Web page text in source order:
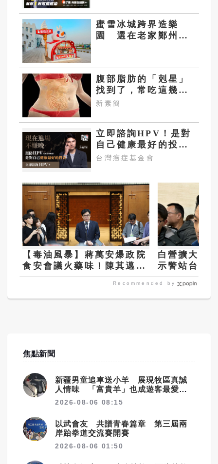
蜜雪冰城跨界造樂
園 選在老家鄭州
腹部脂肪的「剋星」
找到了，常吃這幾
物，吃走大肚囊，瘦
新素簡
立即諮詢HPV！是對
自己健康最好的投
資，把握現在不嫌
台灣癌症基金會
【毒油風暴】蔣萬安爆政院
食安會議火藥味！陳其邁怒
問「20％誰定的？」現場無
白營擴大議
示警站台要
應了
Recommended by
焦點新聞
新疆男童追車送小羊 展現牧區真誠
人情味 「富貴羊」也成遊客最愛伴
手禮
2026-08-06 08:15
以武會友 共譜青春篇章 第三屆兩
岸跆拳道交流賽開賽
2026-08-06 01:50